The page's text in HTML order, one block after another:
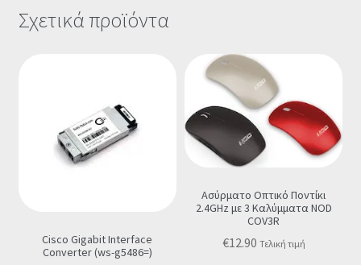
Σχετικά προϊόντα
Cisco Gigabit Interface
Converter (ws-g5486=)
Ασύρματο Οπτικό Ποντίκι
2.4GHz με 3 Καλύμματα NOD
COV3R
€12.90 Τελική τιμή